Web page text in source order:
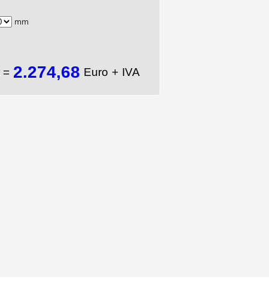
mm
= 2.274,68 Euro + IVA